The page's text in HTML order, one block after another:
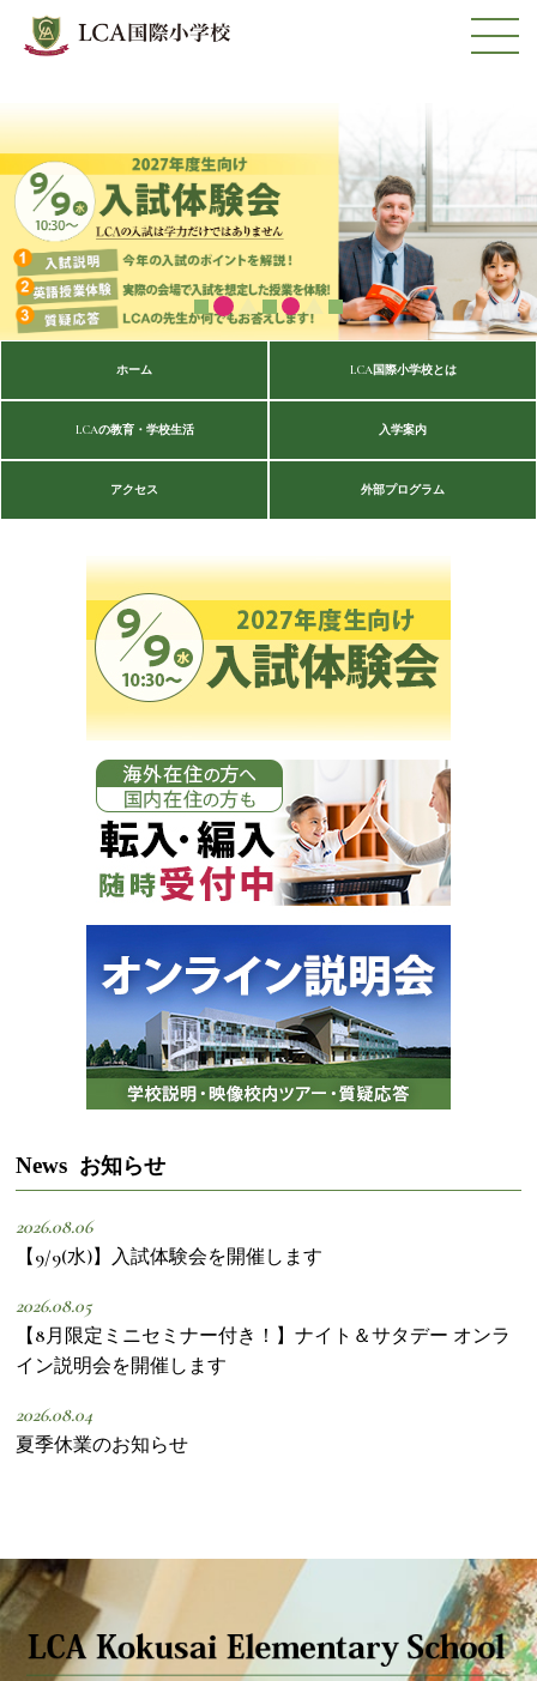
ホーム LCA国際小学校とは
LCAの教育・学校生活 入学案内
アクセス 外部プログラム
News お知らせ
2026.08.06
【9/9(水)】入試体験会を開催します
2026.08.05
【8月限定ミニセミナー付き！】ナイト＆サタデー オンラ
イン説明会を開催します
2026.08.04
夏季休業のお知らせ